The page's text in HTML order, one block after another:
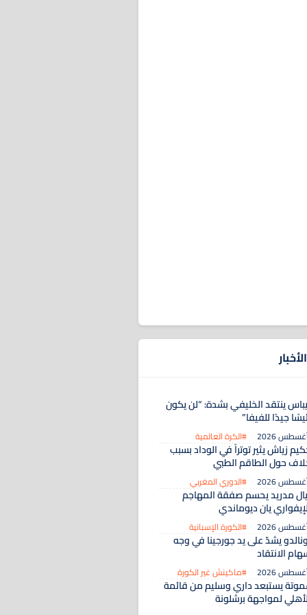
ينتقد الخليفي بشدة: “لن يكون
جيدًا للفيفا”
#الكرة العالمية
زياش يثير توتراً في الوداد بسبب
حول الطاقم الطبي
#الدوري المغربي
مدريد يحسم صفقة المهاجم
يان ديوماندي
#الكورة الإسبانية
يشدّ على يد جورجينا في وجه
الانتقاد
#ماكينش غير الكورة
يستبعد داري وسليم من قائمة
لمواجهة برشلونة